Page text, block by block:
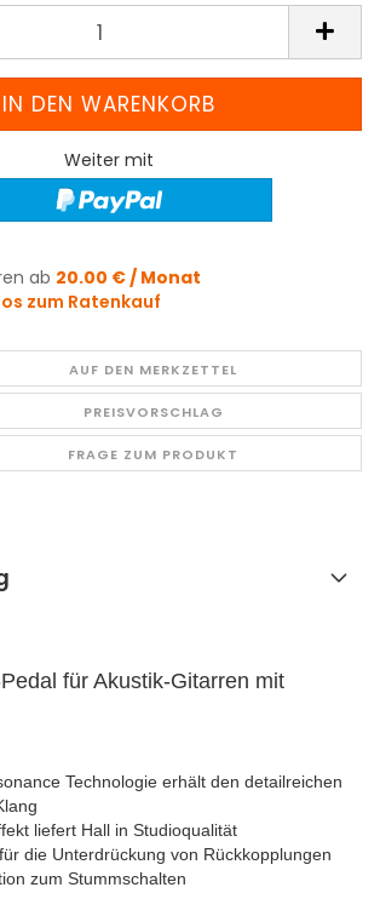
Weiter mit
ab 20.00 € / Monat
zum Ratenkauf
AUF DEN MERKZETTEL
PREISVORSCHLAG
FRAGE ZUM PRODUKT
für Akustik-Gitarren mit
Technologie erhält den detailreichen
liefert Hall in Studioqualität
die Unterdrückung von Rückkopplungen
zum Stummschalten